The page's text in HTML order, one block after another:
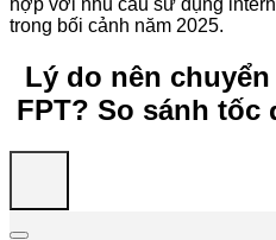
trong bối cảnh năm 2025.
Lý do nên
FPT? So sánh tốc